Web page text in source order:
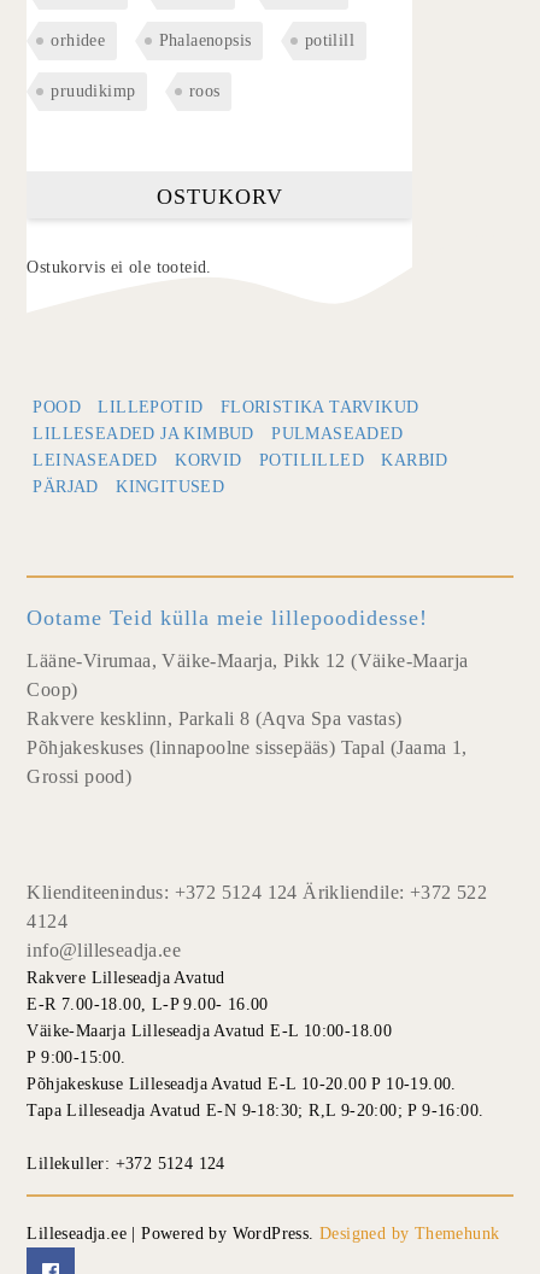
orhidee Phalaenopsis potilill
pruudikimp roos
OSTUKORV
Ostukorvis ei ole tooteid.
POOD LILLEPOTID
FLORISTIKA TARVIKUD
LILLESEADED JA KIMBUD
PULMASEADED
LEINASEADED
KORVID POTILILLED
KARBID
PÄRJAD
KINGITUSED
Ootame Teid külla meie lillepoodidesse!
Lääne-Virumaa, Väike-Maarja, Pikk 12 (Väike-Maarja
Coop)
Rakvere kesklinn, Parkali 8 (Aqva Spa vastas)
Põhjakeskuses (linnapoolne sissepääs) Tapal (Jaama 1,
Grossi pood)
Klienditeenindus: +372 5124 124 Ärikliendile: +372 522
4124
info@lilleseadja.ee
Rakvere Lilleseadja Avatud
E-R 7.00-18.00, L-P 9.00- 16.00
Väike-Maarja Lilleseadja Avatud E-L 10:00-18.00
P 9:00-15:00.
Põhjakeskuse Lilleseadja Avatud E-L 10-20.00 P 10-19.00.
Tapa Lilleseadja Avatud E-N 9-18:30; R,L 9-20:00; P 9-16:00.
Lillekuller: +372 5124 124
Lilleseadja.ee | Powered by WordPress.Designed by Themehunk